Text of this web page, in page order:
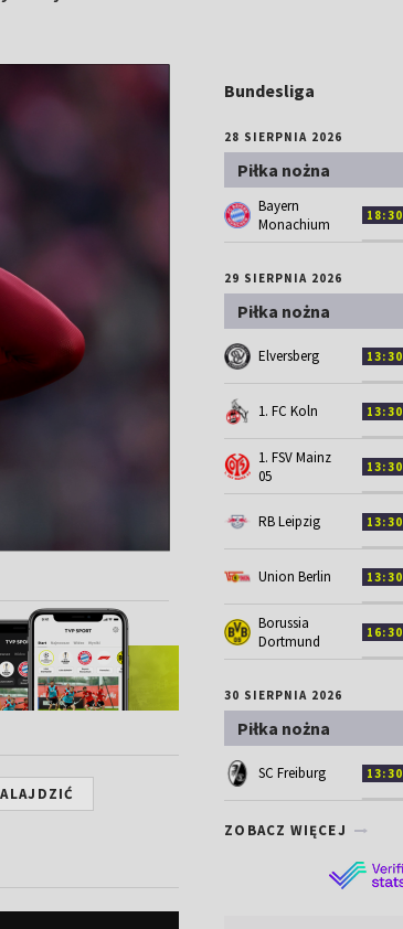
Bundesliga
28 SIERPNIA 2026
Piłka nożna
Bayern
Monachium
18:30
29 SIERPNIA 2026
Piłka nożna
Elversberg 13:30
1. FC Koln 13:30
1. FSV Mainz
05
13:30
RB Leipzig 13:30
Union Berlin 13:30
Borussia
Dortmund
16:30
30 SIERPNIA 2026
Piłka nożna
SC Freiburg 13:30
ZOBACZ WIĘCEJ